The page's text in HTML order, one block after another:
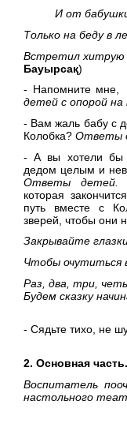
И от бабушки
Только на беду в
Встретил
Бауырсақ)
- Напомните мне,
детей с опорой
- Вам жаль бабу с
Колобка? Ответы
- А вы хотели бы
дедом целым и
Ответы детей.
которая
путь вместе с
зверей, чтобы они
Закрывайте
Чтобы очутиться в
Раз, два, три,
Будем сказку
- Сядьте тихо, не
2. Основная часть.
Воспитатель
настольного